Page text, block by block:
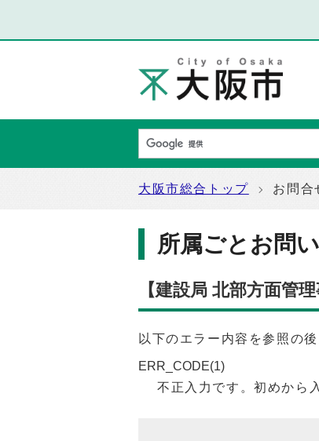
大阪市総合トップ お問合
所属ごとお問
【建設局 北部方面管
以下のエラー内容を参照の
ERR_CODE(1)
不正入力です。初めから